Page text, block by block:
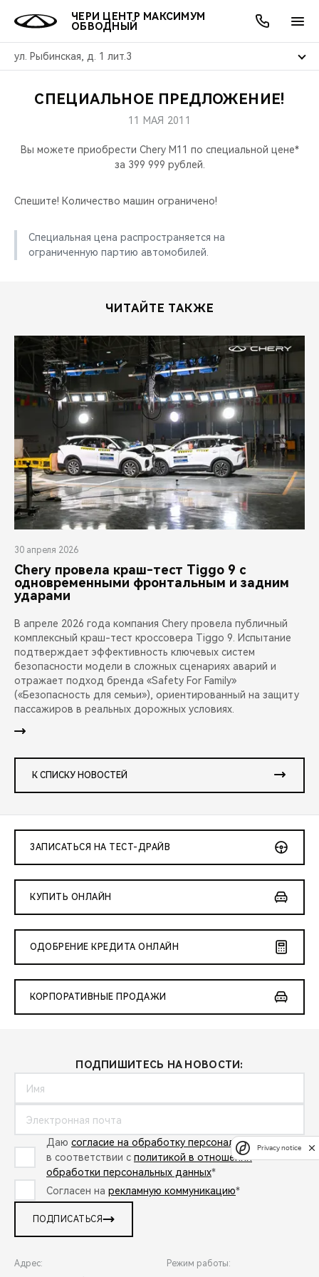
ЧЕРИ ЦЕНТР МАКСИМУМ
ОБВОДНЫЙ
ул. Рыбинская, д. 1 лит.3
МОДЕЛИ
ПОКУПАТЕЛЯМ
ВЛАДЕЛЬЦАМ
CHERY CONNECT
МИР CHERY
ЛЮДИ CHERY
CHERY CONNECT
CHERY И СПОРТ
НАШИ МЕРОПРИЯТИЯ
ВИДЕООБЗОРЫ
CHERY ДЛЯ ДЕТЕЙ
АКЦИИ
ОНЛАЙН СЕРВИСЫ
О КОМПАНИИ
СПЕЦИАЛЬНОЕ ПРЕДЛОЖЕНИЕ!
11 МАЯ 2011
Вы можете приобрести Chery M11 по специальной цене*
за 399 999 рублей.
Спешите! Количество машин ограничено!
Специальная цена распространяется на
ограниченную партию автомобилей.
ЧИТАЙТЕ ТАКЖЕ
30 апреля 2026
Chery провела краш-тест Tiggo 9 с
одновременными фронтальным и задним
ударами
В апреле 2026 года компания Chery провела публичный
комплексный краш-тест кроссовера Tiggo 9. Испытание
подтверждает эффективность ключевых систем
безопасности модели в сложных сценариях аварий и
отражает подход бренда «Safety For Family»
(«Безопасность для семьи»), ориентированный на защиту
пассажиров в реальных дорожных условиях.
К СПИСКУ НОВОСТЕЙ
ЗАПИСАТЬСЯ НА ТЕСТ-ДРАЙВ
КУПИТЬ ОНЛАЙН
ОДОБРЕНИЕ КРЕДИТА ОНЛАЙН
КОРПОРАТИВНЫЕ ПРОДАЖИ
ПОДПИШИТЕСЬ НА НОВОСТИ:
Даю согласие на обработку персональных данных
в соответствии с политикой в отношении
обработки персональных данных*
Согласен на рекламную коммуникацию*
ПОДПИСАТЬСЯ
Адрес: Режим работы:
Privacy notice